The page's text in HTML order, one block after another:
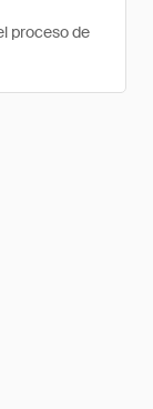
proceso de